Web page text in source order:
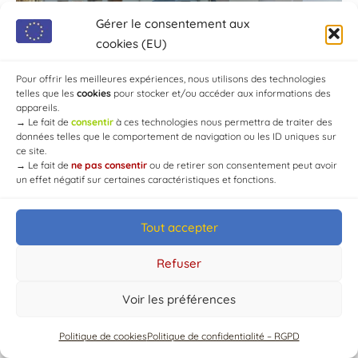
Gérer le consentement aux
cookies (EU)
Pour offrir les meilleures expériences, nous utilisons des technologies
telles que les cookies pour stocker et/ou accéder aux informations des
appareils.
→ Le fait de consentir à ces technologies nous permettra de traiter des
données telles que le comportement de navigation ou les ID uniques sur
ce site.
→ Le fait de ne pas consentir ou de retirer son consentement peut avoir
un effet négatif sur certaines caractéristiques et fonctions.
Tout accepter
Refuser
Voir les préférences
Politique de cookiesPolitique de confidentialité – RGPD
© Mairie de Chaource [2004-2024] | Tous droits réservés.